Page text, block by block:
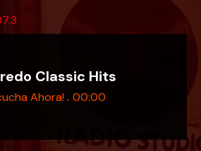
Classic Hits
Ahora! . 00:00